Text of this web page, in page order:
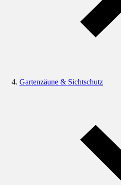
Gartenzäune & Sichtschutz